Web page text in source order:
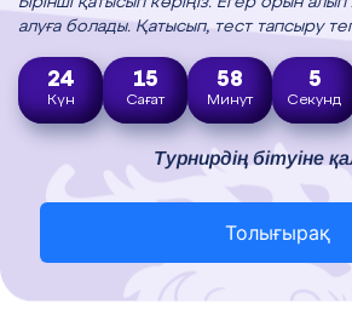
алуға болады. Қатысып, тест тапсыру
24
Күн
15
Сағат
58
Минут
3
Секунд
Турнирдің бітуіне
Толығырақ